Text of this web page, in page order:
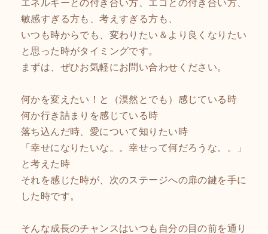
エネルギーとの付き合い方、エゴとの付き合い方、
敏感すぎる方も、考えすぎる方も、
いつも時からでも、変わりたい＆より良くなりたい
と思った時がタイミングです。
まずは、ぜひお気軽にお問い合わせください。
何かを変えたい！と（漠然とでも）感じている時
何か行き詰まりを感じている時
落ち込んだ時、愛について知りたい時
「幸せになりたいな。。幸せって何だろうな。。」
と考えた時
それを感じた時が、次のステージへの扉の鍵を手に
した時です。
そんな成長のチャンスはいつも自分の目の前を通り